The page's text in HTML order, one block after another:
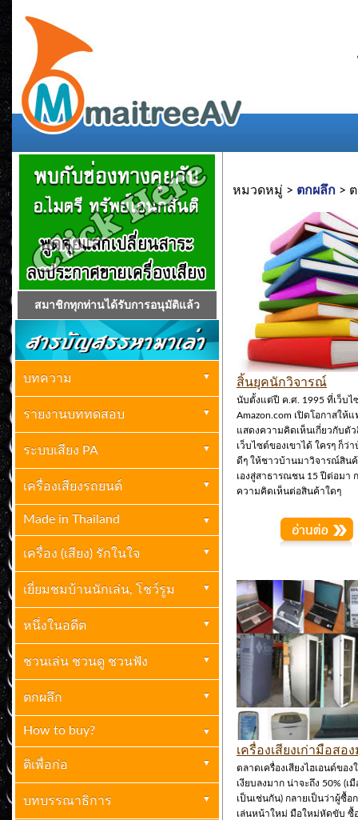
สมาชิกทุกท่านได้รับการอนุมัติแล้ว
บทความ
เครื่องเสียงบ้าน(261)
ปกิณกะ(70)
กะเทาะเปลือกวงการเครื่องเสียง
ไฮเอ็นด์(10)
รายงานบททดสอบ
เครื่องเสียงบ้าน
เครื่องเสียงรถยนต์
ระบบเสียง PA
เครื่องเสียง PA(23)
เครื่องเสียงรถยนต์
บทความเครื่องเสียงรถยนต์
Made in Thailand
Made In Thailand(6)
เครื่อง (เสียง) รักในใจ
เยี่ยมชมบ้านนักเล่น, โชว์รูม
เยี่ยมชมบ้านนักเล่น
หนึ่งในอดีต
ย้อนรอยอดีค-อดีตคำนึง
ชวนเล่น ชวนดู ชวนฟัง
ชวนเล่น ชวนดู ชวนฟัง
ตกผลึก
ตกผลึก (4)
How to buy?
เครื่องเสียงบ้าน
ปกิณกะ(0)
ติเพื่อก่อ
เครื่องเสียงทั่วไป
บทบรรณาธิการ
หมวดหมู่ > ตกผลึก >
สิ้นยุคนักวิจารณ์
นับตั้งแต่ปี ค.ศ. 1995 ที่เว็บไ
Amazon.com เปิดโอกาสให้
แสดงความคิดเห็นเกี่ยวกับตั
เว็บไซต์ของเขาได้ ใครๆ ก็ว่
ดีๆ ให้ชาวบ้านมาวิจารณ์สิน
เองสู่สาธารณชน 15 ปีต่อมา
ความคิดเห็นต่อสินค้าใดๆ
เครื่องเสียงเก่ามือสอ
ตลาดเครื่องเสียงไฮเอนด์ของ
เงียบลงมาก น่าจะถึง 50% (เ
เป็นเช่นกัน) กลายเป็นว่าผู้ซื้อ
เล่นหน้าใหม่ มือใหม่หัดขับ ซื้